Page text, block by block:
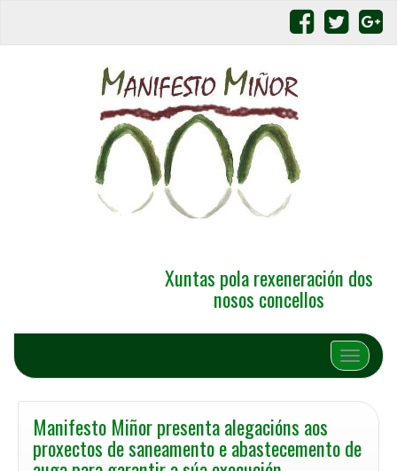
Xuntas pola rexeneración dos
nosos concellos
Alternar
Manifesto Miñor presenta alegacións aos
proxectos de saneamento e abastecemento de